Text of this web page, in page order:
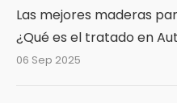
Las mejores maderas
¿Qué es el tratado en
06 Sep 2025